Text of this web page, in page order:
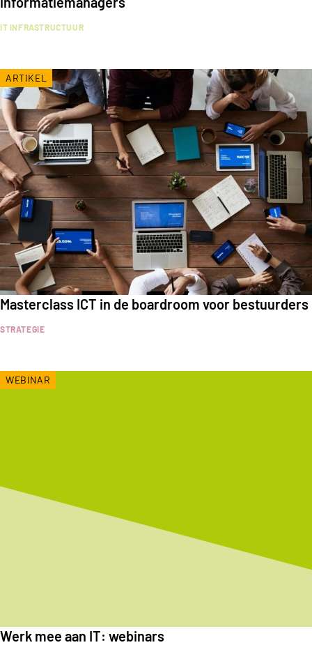
IT INFRASTRUCTUUR
STRATEGIE
Masterclass ICT in de boardroom voor bestuurders
ARTIKEL
Werk mee aan IT: webinars
WEBINAR